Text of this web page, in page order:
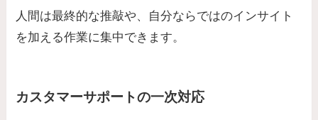
人間は最終的な推敲や、自分ならではのインサイト
を加える作業に集中できます。
カスタマーサポートの一次対応